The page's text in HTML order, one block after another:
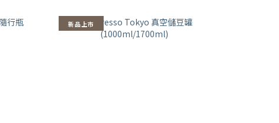
新品上市